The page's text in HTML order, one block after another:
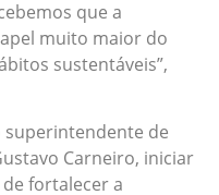
que a
muito maior do
sustentáveis”,
superintendente de
Carneiro, iniciar
fortalecer a